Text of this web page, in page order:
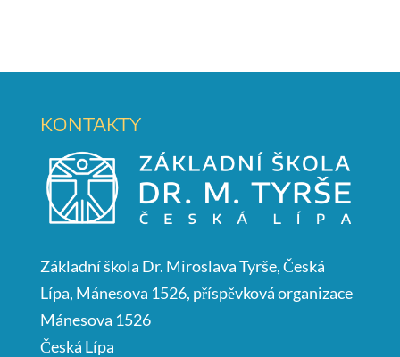
KONTAKTY
Základní škola Dr. Miroslava Tyrše, Česká
Lípa, Mánesova 1526, příspěvková organizace
Mánesova 1526
Česká Lípa